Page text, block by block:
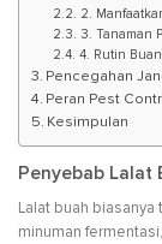
2.
3. Tanaman
4. Rutin
Pencegahan
Peran Pest
Kesimpulan
Penyebab Lalat
Lalat buah
minuman